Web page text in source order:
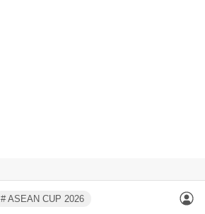
# ASEAN CUP 2026